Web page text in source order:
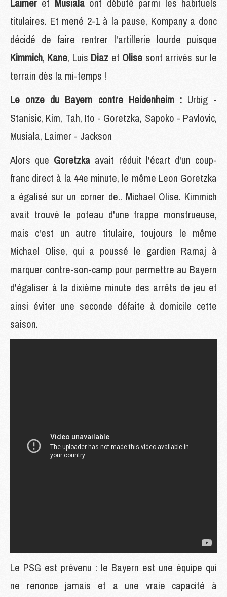
titulaires. Et mené 2-1 à la pause, Kompany a donc
décidé de faire rentrer l'artillerie lourde puisque
Kimmich, Kane, Luis Diaz et Olise sont arrivés sur le
terrain dès la mi-temps !
Le onze du Bayern contre Heidenheim : Urbig -
Stanisic, Kim, Tah, Ito - Goretzka, Sapoko - Pavlovic,
Musiala, Laimer - Jackson
Alors que Goretzka avait réduit l'écart d'un coup-
franc direct à la 44e minute, le même Leon Goretzka
a égalisé sur un corner de.. Michael Olise. Kimmich
avait trouvé le poteau d'une frappe monstrueuse,
mais c'est un autre titulaire, toujours le même
Michael Olise, qui a poussé le gardien Ramaj à
marquer contre-son-camp pour permettre au Bayern
d'égaliser à la dixième minute des arrêts de jeu et
ainsi éviter une seconde défaite à domicile cette
saison.
Le PSG est prévenu : le Bayern est une équipe qui
ne renonce jamais et a une vraie capacité à